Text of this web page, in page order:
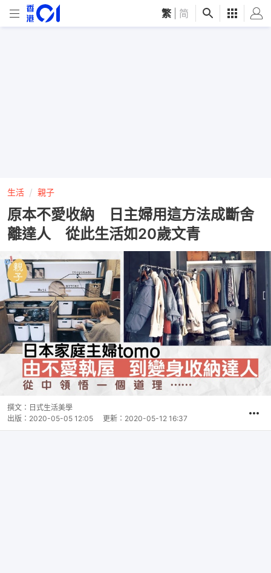
繁 简
生活 親子
原本不愛收納 日主婦用這方法成斷舍
離達人 從此生活如20歲文青
撰文： 日式生活美學
出版： 2020-05-05 12:05 更新： 2020-05-12 16:37